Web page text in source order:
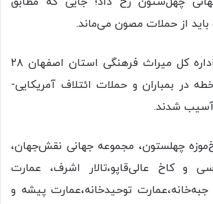
از حملات مصون می‌ماند.
به گفته مقامات اداره کل میراث فرهنگی استان اصفهان ۲۸
در بمباران و حملات ائتلاف آمریکایی-
شدند.
چهلستون، مجموعه جهانی نقش‌جهان،
و کاخ عالی‌قاپو،تالار اشرف، عمارت
توحیدخانه،عمارت پیشه و